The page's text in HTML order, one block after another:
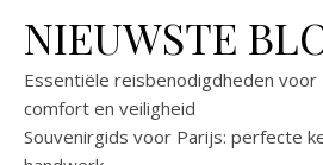
NIEUWSTE
Essentiële reisbenodigdheden
comfort en veiligheid
Souvenirgids voor Parijs: perfecte